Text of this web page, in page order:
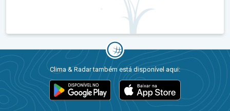
Clima & Radar também está disponível aqui: